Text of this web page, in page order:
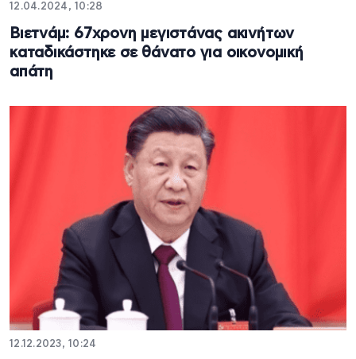
12.04.2024, 10:28
Βιετνάμ: 67χρονη μεγιστάνας ακινήτων
καταδικάστηκε σε θάνατο για οικονομική
απάτη
12.12.2023, 10:24